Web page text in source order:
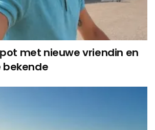
met nieuwe vriendin en
bekende